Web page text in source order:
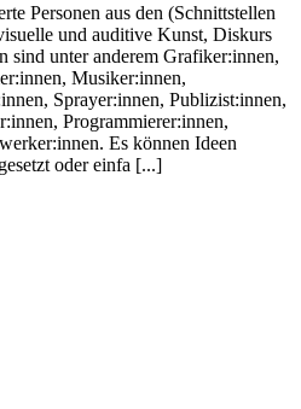
Personen aus den (Schnittstellen
und auditive Kunst, Diskurs
sind unter anderem Grafiker:innen,
Musiker:innen,
Sprayer:innen, Publizist:innen,
Programmierer:innen,
Es können Ideen
oder einfa [...]